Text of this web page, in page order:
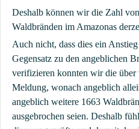
Deshalb können wir die Zahl
Waldbränden im Amazonas
Auch nicht, dass dies ein
Gegensatz zu den angeblichen
verifizieren konnten wir die über
Meldung, wonach angeblich
angeblich weitere 1663
ausgebrochen seien. Deshalb